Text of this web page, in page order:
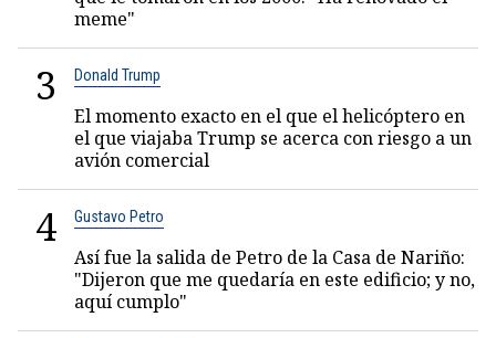
meme"
3 Donald Trump
El momento exacto en el que el helicóptero en
el que viajaba Trump se acerca con riesgo a un
avión comercial
4 Gustavo Petro
Así fue la salida de Petro de la Casa de Nariño:
"Dijeron que me quedaría en este edificio; y no,
aquí cumplo"